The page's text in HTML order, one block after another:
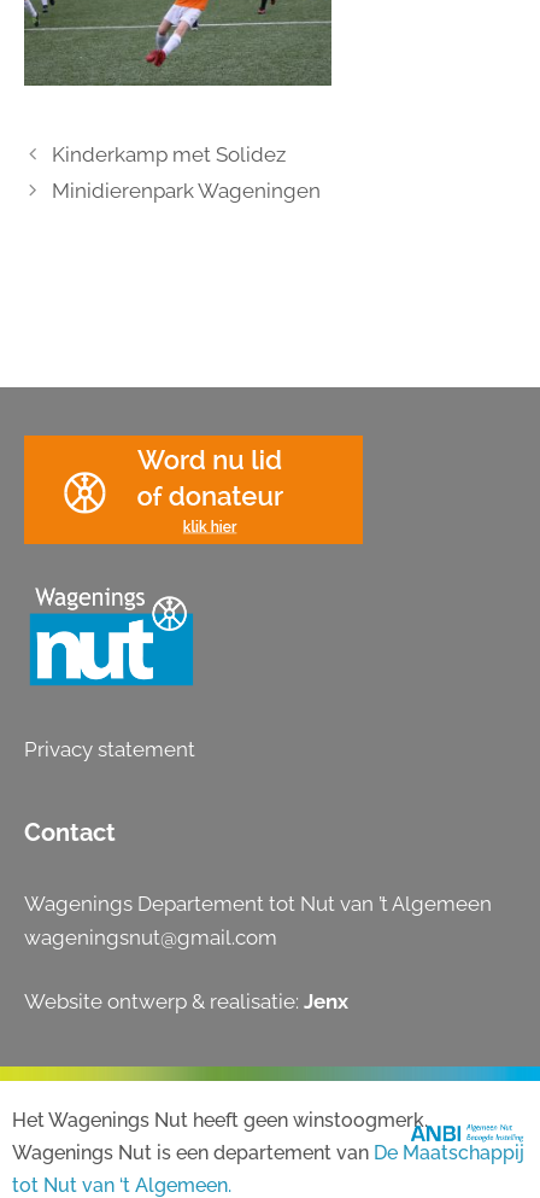
Kinderkamp met Solidez
Minidierenpark Wageningen
Privacy statement
Contact
Wagenings Departement tot Nut van ’t Algemeen
wageningsnut@gmail.com
Website ontwerp & realisatie: Jenx
Het Wagenings Nut heeft geen winstoogmerk.
Wagenings Nut is een departement van De Maatschappij
tot Nut van ‘t Algemeen.